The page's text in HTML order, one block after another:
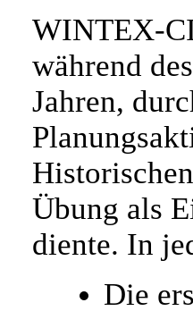
WINTEX-
während
Jahren,
Übung als
diente. In
Die